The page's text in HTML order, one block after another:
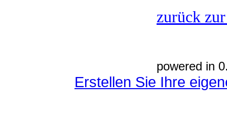
zurück
powered in
Erstellen Sie Ihre